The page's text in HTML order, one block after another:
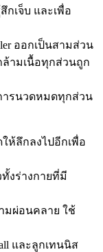
กเจ็บ และเพื่อ
ออกเป็นสามส่วน
ามเนื้อทุกส่วนถูก
ารนวดหมดทุกส่วน
ห้ลึกลงไปอีกเพื่อ
งร่างกายที่มี
มผ่อนคลาย ใช้
และลูกเทนนิส